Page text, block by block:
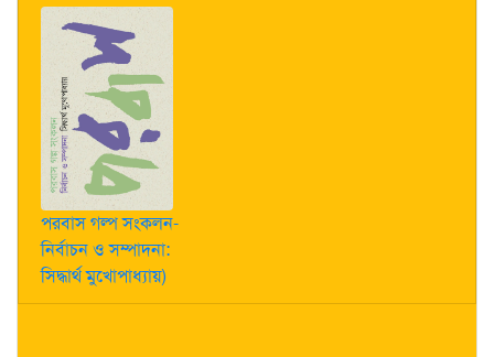
পরবাস গল্প সংকলন-
নির্বাচন ও সম্পাদনা:
সিদ্ধার্থ মুখোপাধ্যায়)